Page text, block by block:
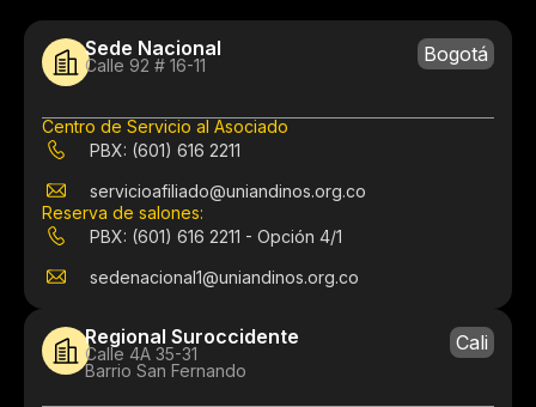
Sede Nacional
Calle 92 # 16-11 Bogotá
Centro de Servicio al Asociado
PBX: (601) 616 2211
servicioafiliado@uniandinos.org.co
Reserva de salones:
PBX: (601) 616 2211 - Opción 4/1
sedenacional1@uniandinos.org.co
Regional Suroccidente
Calle 4A 35-31
Barrio San Fernando
Cali